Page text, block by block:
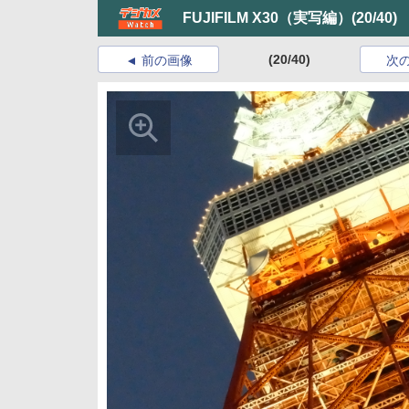
FUJIFILM X30（実写編） (20/40)
前の画像 (20/40) 次